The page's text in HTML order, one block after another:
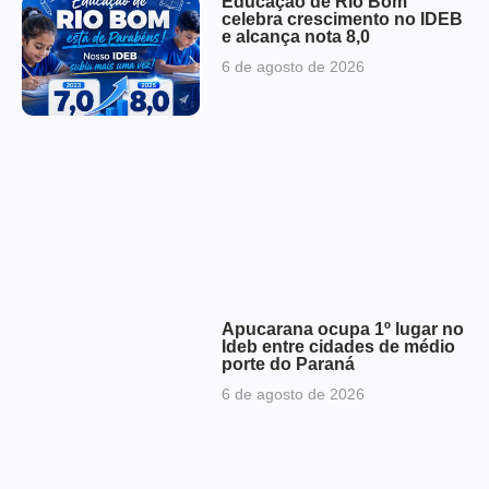
celebra crescimento no IDEB
e alcança nota 8,0
6 de agosto de 2026
Apucarana ocupa 1º lugar no
Ideb entre cidades de médio
porte do Paraná
6 de agosto de 2026